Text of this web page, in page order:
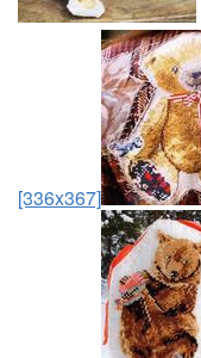
[336x367]